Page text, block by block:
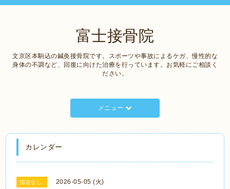
富士接骨院
文京区本駒込の鍼灸接骨院です。スポーツや事故によるケガ、慢性的な
身体の不調など、回復に向けた治療を行っています。お気軽にご相談く
ださい。
メニュー
カレンダー
指定なし 2026-05-05 (火)